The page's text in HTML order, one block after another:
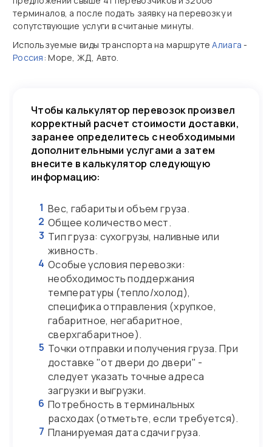
терминалов, а после подать заявку на перевозку и
сопутствующие услуги в считаные минуты.
Используемые виды транспорта на маршрутеАлиага -
Россия: Море, ЖД, Авто.
Чтобы калькулятор перевозок произвел
корректный расчет стоимости доставки,
заранее определитесь с необходимыми
дополнительными услугами а затем
внесите в калькулятор следующую
информацию:
1 Вес, габариты и объем груза.
2 Общее количество мест.
3 Тип груза: сухогрузы, наливные или
живность.
4 Особые условия перевозки:
необходимость поддержания
температуры (тепло/холод),
специфика отправления (хрупкое,
габаритное, негабаритное,
сверхгабаритное).
5 Точки отправки и получения груза. При
доставке "от двери до двери" -
следует указать точные адреса
загрузки и выгрузки.
6 Потребность в терминальных
расходах (отметьте, если требуется).
7 Планируемая дата сдачи груза.